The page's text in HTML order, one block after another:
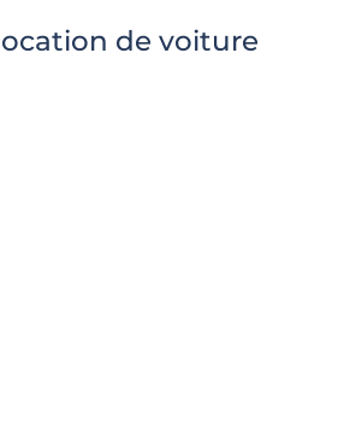
de voiture